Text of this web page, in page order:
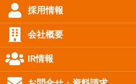
採用情報
会社概要
IR情報